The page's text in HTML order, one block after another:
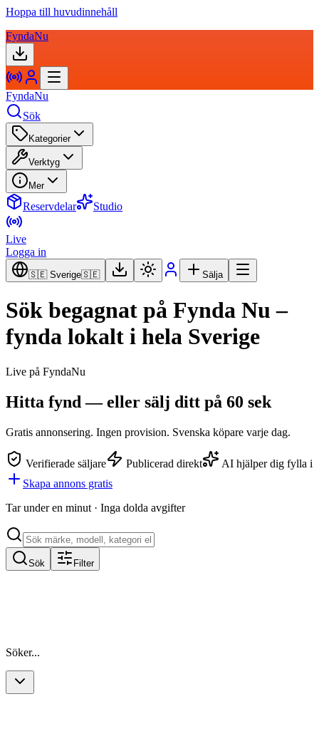
Hoppa till huvudinnehåll
FyndaNu
FyndaNu
Sök
Kategorier
Verktyg
Mer
Reservdelar Studio
Live
Logga in
🇸🇪 Sverige🇸🇪 Sälja
Sök begagnat på Fynda Nu –
fynda lokalt i hela Sverige
Live på FyndaNu
Hitta fynd — eller sälj ditt på 60 sek
Gratis annonsering. Ingen provision. Svenska köpare varje dag.
Verifierade säljare Publicerad direkt
AI hjälper dig fylla i
Skapa annons gratis
Tar under en minut · Inga dolda avgifter
Sök Filter
Söker...